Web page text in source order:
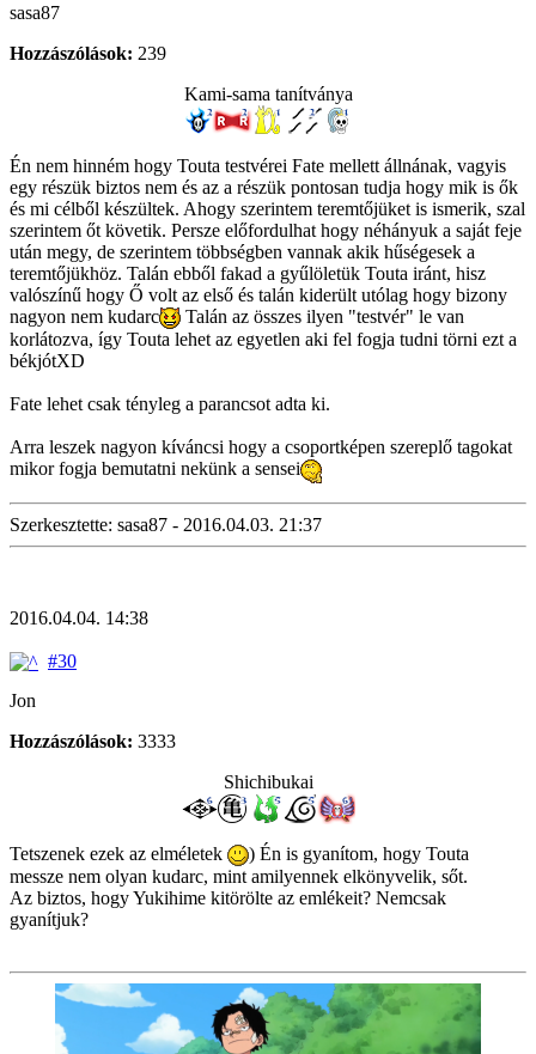
sasa87
Hozzászólások: 239
Kami-sama tanítványa
Én nem hinném hogy Touta testvérei Fate mellett állnának, vagyis
egy részük biztos nem és az a részük pontosan tudja hogy mik is ők
és mi célből készültek. Ahogy szerintem teremtőjüket is ismerik, szal
szerintem őt követik. Persze előfordulhat hogy néhányuk a saját feje
után megy, de szerintem többségben vannak akik hűségesek a
teremtőjükhöz. Talán ebből fakad a gyűlöletük Touta iránt, hisz
valószínű hogy Ő volt az első és talán kiderült utólag hogy bizony
nagyon nem kudarc
Talán az összes ilyen "testvér" le van
korlátozva, így Touta lehet az egyetlen aki fel fogja tudni törni ezt a
békjótXD
Fate lehet csak tényleg a parancsot adta ki.
Arra leszek nagyon kíváncsi hogy a csoportképen szereplő tagokat
mikor fogja bemutatni nekünk a sensei
Szerkesztette: sasa87 - 2016.04.03. 21:37
2016.04.04. 14:38
#30
Jon
Hozzászólások: 3333
Shichibukai
Tetszenek ezek az elméletek
) Én is gyanítom, hogy Touta
messze nem olyan kudarc, mint amilyennek elkönyvelik, sőt.
Az biztos, hogy Yukihime kitörölte az emlékeit? Nemcsak
gyanítjuk?